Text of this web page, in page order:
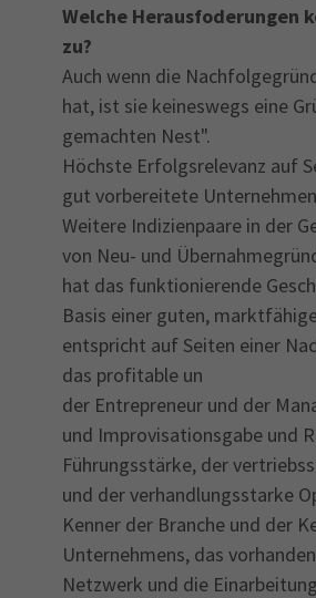
Welche Herausfoderungen
zu?
Auch wenn die
hat, ist sie keineswegs eine
gemachten Nest".
Höchste Erfolgsrelevanz auf
gut vorbereitete
Weitere Indizienpaare in der
von Neu- und
hat das funktionierende
Basis einer guten,
entspricht auf Seiten einer
das profitable un
der Entrepreneur und der
und Improvisationsgabe und
Führungsstärke, der
und der verhandlungsstarke
Kenner der Branche und der
Unternehmens, das
Netzwerk und die